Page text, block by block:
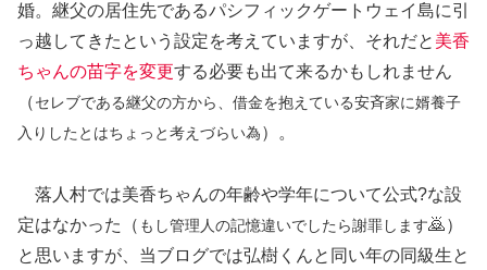
婚。継父の居住先であるパシフィックゲートウェイ島に引
っ越してきたという設定を考えていますが、それだと 美香
ちゃんの苗字を変更する必要も出て来るかもしれません
（セレブである継父の方から、借金を抱えている安斉家に婿養子
入りしたとはちょっと考えづらい為）。
落人村では美香ちゃんの年齢や学年について公式?な設
定はなかった（ もし管理人の記憶違いでしたら謝罪します🙇）
と思いますが、当ブログでは弘樹くんと同い年の同級生と